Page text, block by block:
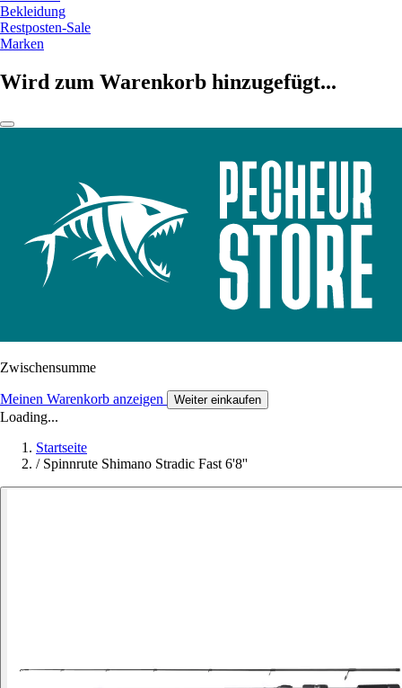
Bekleidung
Restposten-Sale
Marken
Wird zum Warenkorb hinzugefügt...
Zwischensumme
Meinen Warenkorb anzeigen Weiter einkaufen
Loading...
Startseite
/ Spinnrute Shimano Stradic Fast 6'8''